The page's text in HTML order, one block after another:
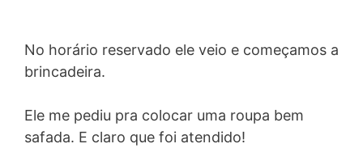
No horário reservado ele veio e começamos a
brincadeira.
Ele me pediu pra colocar uma roupa bem
safada. E claro que foi atendido!